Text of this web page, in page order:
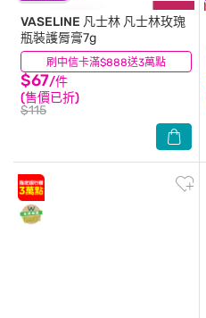
刷中信卡滿$888送3萬點
VASELINE 凡士林 凡士林玫瑰
瓶裝護脣膏7g
$67/件
(售價已折)
$115
(29)